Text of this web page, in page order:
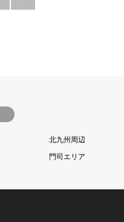
北九州周辺
門司エリア